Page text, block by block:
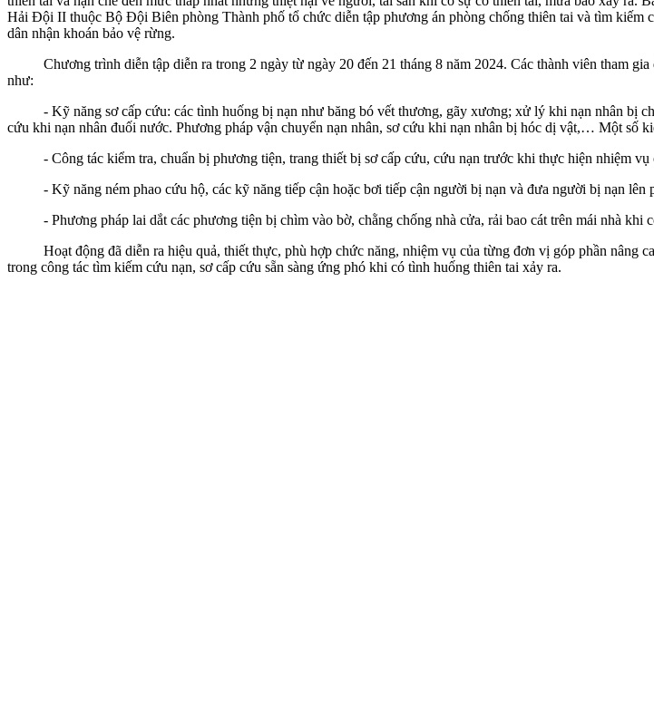
Hải Đội II thuộc Bộ Đội Biên phòng Thành phố tổ chức diễn tập phương án phòng chống thiên tai và tìm kiếm
dân nhận khoán bảo vệ rừng.
Chương trình diễn tập diễn ra trong 2 ngày từ ngày 20 đến 21 tháng 8 năm 2024. Các thành viên tham gia
như:
- Kỹ năng sơ cấp cứu: các tình huống bị nạn như băng bó vết thương, gãy xương; xử lý khi nạn nhân bị
cứu khi nạn nhân đuối nước. Phương pháp vận chuyển nạn nhân, sơ cứu khi nạn nhân bị hóc dị vật,… Một
- Công tác kiểm tra, chuẩn bị phương tiện, trang thiết bị sơ cấp cứu, cứu nạn trước khi thực hiện nhiệm vụ
- Kỹ năng ném phao cứu hộ, các kỹ năng tiếp cận hoặc bơi tiếp cận người bị nạn và đưa người bị nạn lên
- Phương pháp lai dắt các phương tiện bị chìm vào bờ, chằng chống nhà cửa, rải bao cát trên mái nhà khi
Hoạt động đã diễn ra hiệu quả, thiết thực, phù hợp chức năng, nhiệm vụ của từng đơn vị góp phần nâng
trong công tác tìm kiếm cứu nạn, sơ cấp cứu sẵn sàng ứng phó khi có tình huống thiên tai xảy ra.